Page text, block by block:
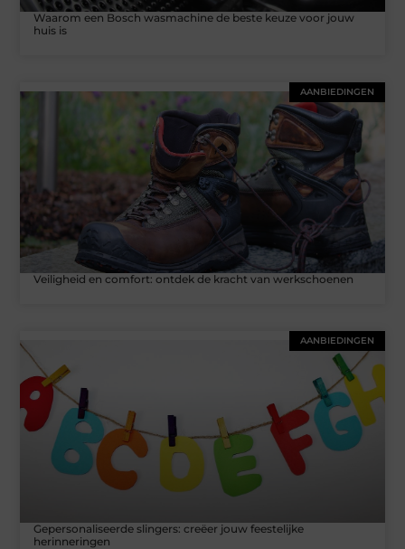
Waarom een Bosch wasmachine de beste keuze voor jouw
huis is
AANBIEDINGEN
Veiligheid en comfort: ontdek de kracht van werkschoenen
AANBIEDINGEN
Gepersonaliseerde slingers: creëer jouw feestelijke
herinneringen